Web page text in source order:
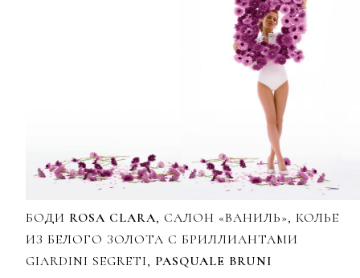
БОДИ ROSA CLARA, САЛОН «ВАНИЛЬ», КОЛЬЕ
ИЗ БЕЛОГО ЗОЛОТА С БРИЛЛИАНТАМИ
GIARDINI SEGRETI, PASQUALE BRUNI